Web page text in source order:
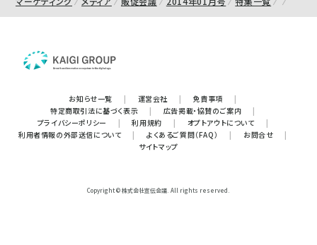
お知らせ一覧 | 運営会社 | 免責事項
|
特定商取引法に基づく表示
| 広告掲載・協賛のご案内
|
プライバシーポリシー
| 利用規約 | オプトアウトについて
|
利用者情報の外部送信について
| よくあるご質問（FAQ） | お問合せ
|
サイトマップ
Copyright © 株式会社宣伝会議. All rights reserved.